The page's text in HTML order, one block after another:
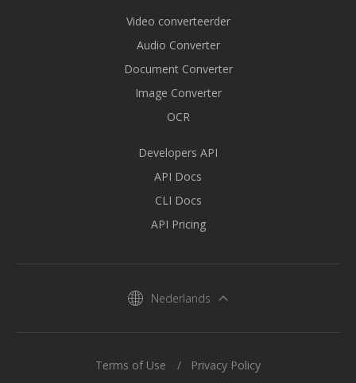
Video converteerder
Audio Converter
Document Converter
Image Converter
OCR
Developers API
API Docs
CLI Docs
API Pricing
Nederlands
Terms of Use Privacy Policy